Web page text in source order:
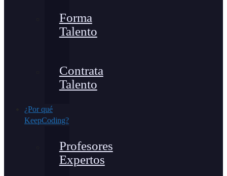
Forma
Talento
Contrata
Talento
¿Por qué
KeepCoding?
Profesores
Expertos